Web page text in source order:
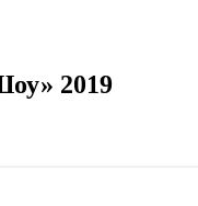
2019